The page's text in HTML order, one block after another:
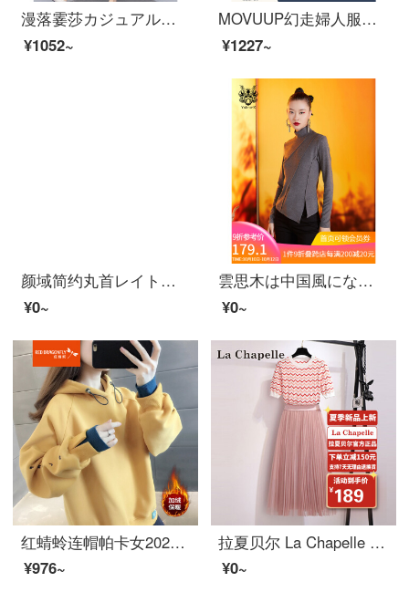
漫落霎莎カジュアルパンツ女性2021夏新商品韩国版修身大コード女装気质顕やせの2つのファッションアイテムセイント
¥1052~
MOVUUP幻走婦人服秋簡潔百合布弾弾きカジュアルパンツ1732112湖水藍170/72 A/L
¥1227~
颜域简约丸首レイト长袖ワンピス女性冬服2021年新着商品がやせている気质の中に长いスカウトグリーン【前売り30日出荷】L/40
¥0~
雲思木は中国風になりたいです。2021冬には新商品をベースにしたカーディガン気質の修身ニットTシャツ女68759灰色L。
¥0~
红蜻蛉连帽帕卡女2021年新着商品秋冬季可以加绒加长袖t恤打底衫时尚百搭显瘦女女女女装休闲运动特别裙77214#黄色加绒L
¥976~
拉夏贝尔 La Chapelle 半袖ワンピース女2022年夏时尚休闲百搭仙女裙修身显瘦长网纱スカート女两件セット 图片色 M
¥0~